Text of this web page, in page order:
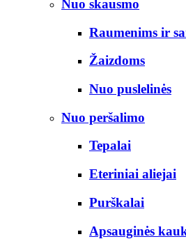
Nuo skausmo
Raumenims ir
Žaizdoms
Nuo puslelinės
Nuo peršalimo
Tepalai
Eteriniai aliejai
Purškalai
Apsauginės